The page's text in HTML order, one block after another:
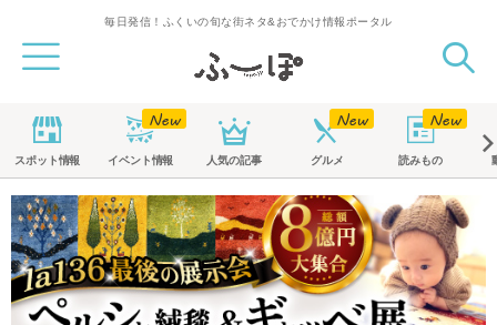
毎日発信！ふくいの旬な街ネタ&おでかけ情報ポータル
スポット情報 イベント情報 人気の記事 グルメ 読みもの